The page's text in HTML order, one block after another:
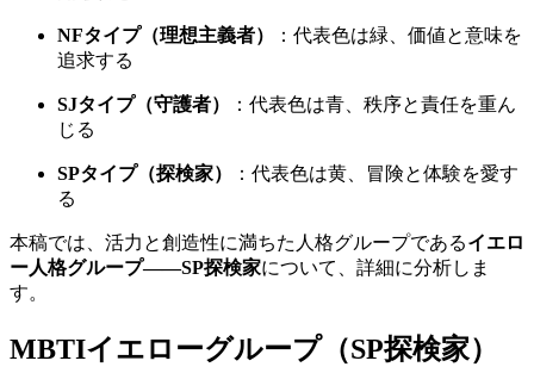
NFタイプ（理想主義者）
：代表色は緑、価値と意味を
追求する
SJタイプ（守護者）
：代表色は青、秩序と責任を重ん
じる
SPタイプ（探検家）
：代表色は黄、冒険と体験を愛す
る
本稿では、活力と創造性に満ちた人格グループであるイエロ
ー人格グループ——SP探検家について、詳細に分析しま
す。
MBTIイエローグループ（SP探検家）